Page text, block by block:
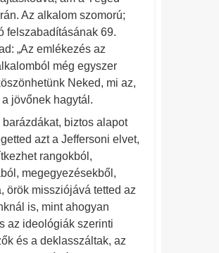
Az alkalom szomorú;
felszabadításának 69.
„Az emlékezés az
még egyszer
Neked, mi az,
jövőnek hagytál.
biztos alapot
azt a Jeffersoni elvet,
rangokból,
megegyezésekből,
örök missziójává tetted az
is, mint ahogyan
az ideológiák szerinti
és a deklasszáltak, az